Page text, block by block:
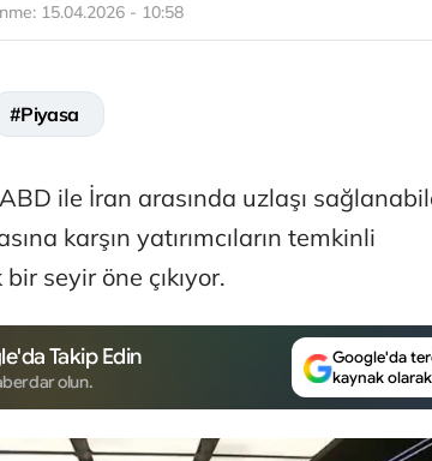
15.04.2026 - 10:58
#Piyasa
ile İran arasında uzlaşı
karşın yatırımcıların temkinli
seyir öne çıkıyor.
Takip Edin
olun.
Google'da
kaynak